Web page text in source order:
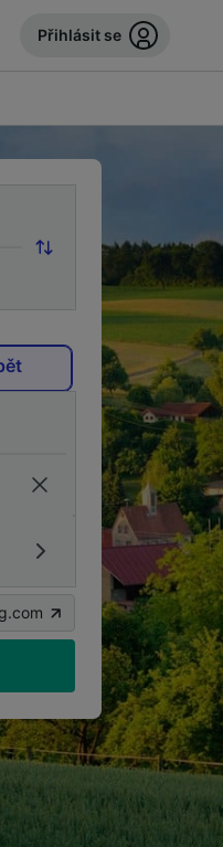
Přihlásit se